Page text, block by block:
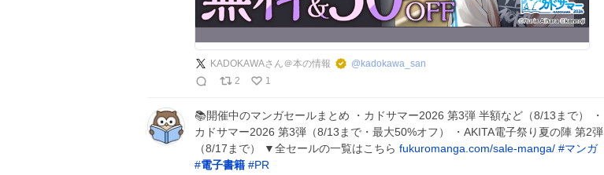
KADOKAWAさん＠本の情報 @ kadokawa_san
2
1
📚開催中のマンガセールまとめ ・カドサマー2026 第3弾 半額など（8/13まで） ・
カドサマー2026 第3弾（8/13まで・最大50%オフ） ・AKITA電子祭り夏の陣 第2弾
（8/17まで） ▼全セールの一覧はこちら fukuromanga.com/sale-manga/ #マンガ
#電子書籍 #PR